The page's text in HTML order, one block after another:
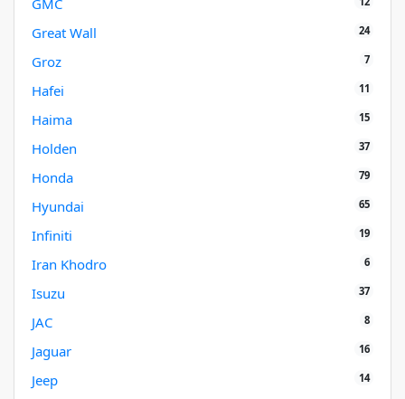
GMC
Great Wall 24
Groz 7
Hafei 11
Haima 15
Holden 37
Honda 79
Hyundai 65
Infiniti 19
Iran Khodro 6
Isuzu 37
JAC 8
Jaguar 16
Jeep 14